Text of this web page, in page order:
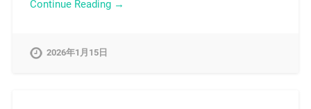
Continue Reading →
2026年1月15日